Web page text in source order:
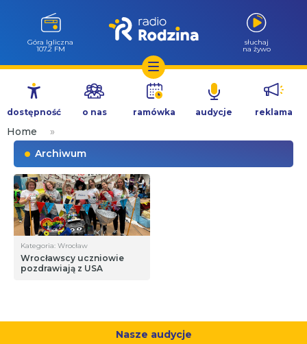
Przejdź
treści
Góra Igliczna
107.2 FM
słuchaj
na żywo
dostępność o nas ramówka audycje reklama
Home
»
Archiwum
Kategoria: Wrocław
Wrocławscy uczniowie
pozdrawiają z USA
Nasze audycje